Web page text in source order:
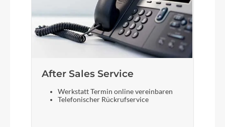
After Sales Service
Werkstatt Termin online vereinbaren
Telefonischer Rückrufservice